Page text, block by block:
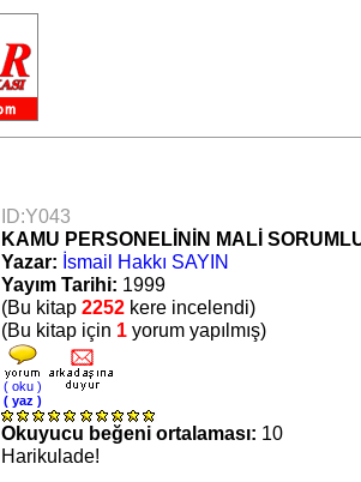
ID:Y043
KAMU PERSONELİNİN MALİ
Yazar: İsmail Hakkı SAYIN
Yayım Tarihi: 1999
(Bu kitap 2252 kere incelendi)
(Bu kitap için 1 yorum yapılmış)
( oku )
( yaz )
Okuyucu beğeni ortalaması: 10
Harikulade!